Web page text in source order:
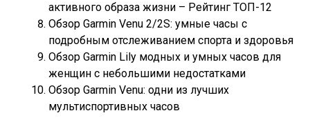
активного образа жизни – Рейтинг ТОП-12
Обзор Garmin Venu 2/2S: умные часы с
подробным отслеживанием спорта и здоровья
Обзор Garmin Lily модных и умных часов для
женщин с небольшими недостатками
Обзор Garmin Venu: одни из лучших
мультиспортивных часов